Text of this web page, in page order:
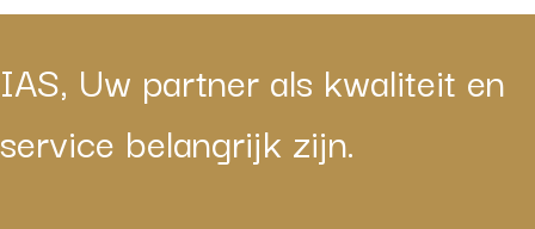
IAS, Uw partner als kwaliteit en
service belangrijk zijn.